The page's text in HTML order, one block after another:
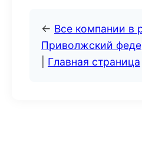
← Все компании в
Приволжский
Главная страница